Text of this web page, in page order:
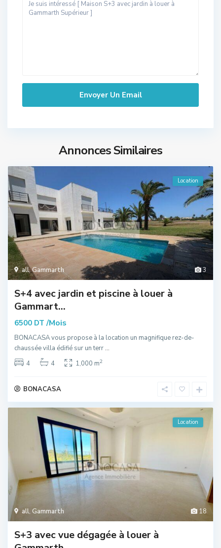
Annonces Similaires
3
all,Gammarth
Location
S+4 avec jardin et piscine à louer à
Gammart...
6500 DT /Mois
BONACASA vous propose à la location un magnifique rez-de-
chaussée villa édifié sur un terr...
4
4 1,000 m2
BONACASA
18
all, Gammarth
Location
S+3 avec vue dégagée à louer à